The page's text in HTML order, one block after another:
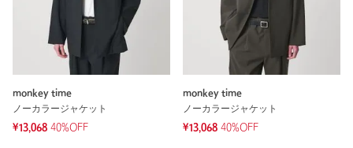
monkey time
ノーカラージャケット
¥13,068 40%OFF
monkey time
ノーカラージャケット
¥13,068 40%OFF